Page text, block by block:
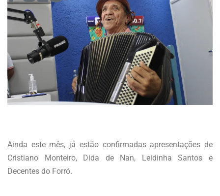
Ainda este mês, já estão confirmadas apresentações de
Cristiano Monteiro, Dida de Nan, Leidinha Santos e
Decentes do Forró.